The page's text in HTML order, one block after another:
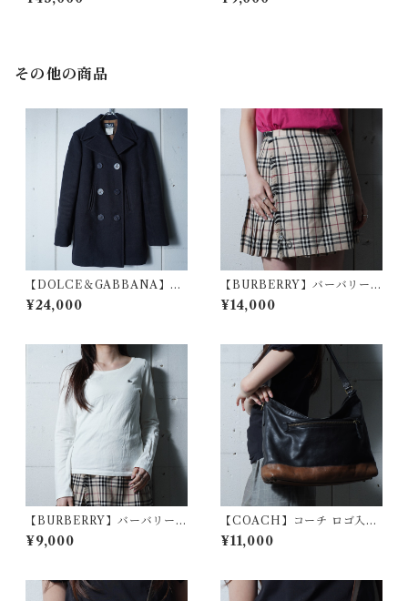
ストートバッグ black＆beige
ジュ柄トートバッグ green &
その他の商品
【DOLCE＆GABBANA】ド
ルチェ＆ガッバーナ "ARCHI
VE" ロゴパッチPコート blac
¥24,000
【BURBERRY】バーバリー
ウール100％ノバチェックプリ
ーツラップスカート beige
¥14,000
【BURBERRY】バーバリー
ホースロゴ刺繍 ロングスリー
ブTシャツ white
¥9,000
【COACH】コーチ ロゴ入り
レザーショルダーバッグ blac
k& brown
¥11,000